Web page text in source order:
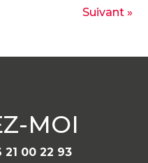
Suivant »
MOI
21 00 22 93